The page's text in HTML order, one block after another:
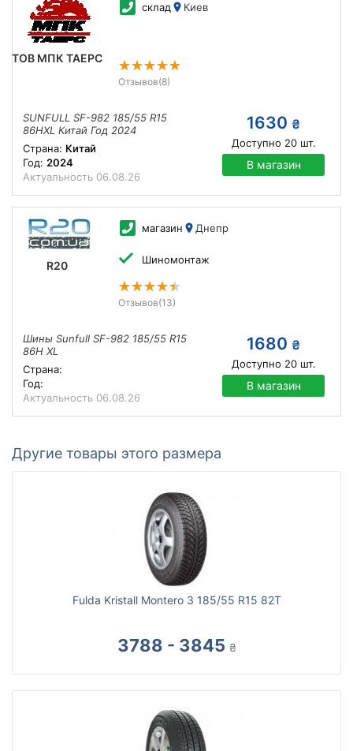
ТОВ МПК ТАЕРС
склад Киев
Отзывов(8)
SUNFULL SF-982 185/55 R15
86HXL Китай Год 2024
Страна: Китай
Год: 2024
Актуальность 06.08.26
1630 ₴
Доступно 20шт.
В магазин
R20
магазин Днепр
Шиномонтаж
Отзывов(13)
Шины Sunfull SF-982 185/55 R15
86H XL
Страна:
Год:
Актуальность 06.08.26
1680 ₴
Доступно 20шт.
В магазин
Другие товары этого размера
Fulda Kristall Montero 3 185/55 R15 82T
3788 - 3845 ₴